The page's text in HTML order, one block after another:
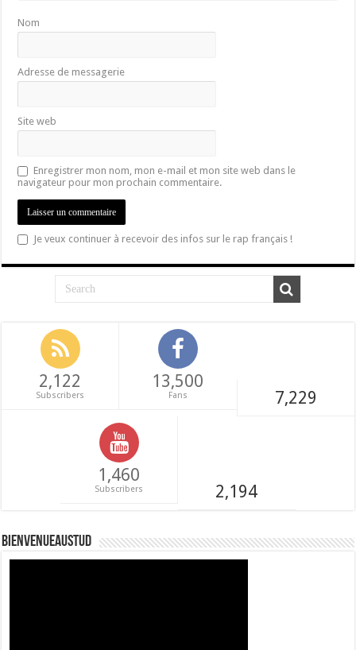
Nom
Adresse de messagerie
Site web
Enregistrer mon nom, mon e-mail et mon site web dans le
navigateur pour mon prochain commentaire.
Je veux continuer à recevoir des infos sur le rap français !
2,122
Subscribers
13,500
Fans 7,229
1,460
Subscribers 2,194
Bienvenueaustud